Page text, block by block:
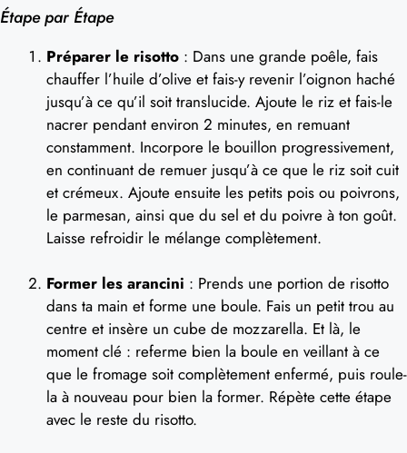
Étape par Étape
Préparer le risotto : Dans une grande poêle, fais
chauffer l’huile d’olive et fais-y revenir l’oignon haché
jusqu’à ce qu’il soit translucide. Ajoute le riz et fais-le
nacrer pendant environ 2 minutes, en remuant
constamment. Incorpore le bouillon progressivement,
en continuant de remuer jusqu’à ce que le riz soit cuit
et crémeux. Ajoute ensuite les petits pois ou poivrons,
le parmesan, ainsi que du sel et du poivre à ton goût.
Laisse refroidir le mélange complètement.
Former les arancini : Prends une portion de risotto
dans ta main et forme une boule. Fais un petit trou au
centre et insère un cube de mozzarella. Et là, le
moment clé : referme bien la boule en veillant à ce
que le fromage soit complètement enfermé, puis roule-
la à nouveau pour bien la former. Répète cette étape
avec le reste du risotto.